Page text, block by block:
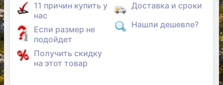
11 причин купить у
нас
Если размер не
подойдет
Получить скидку
на этот товар
Доставка и сроки
Нашли дешевле?